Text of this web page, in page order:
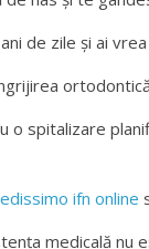
de zile și ai
o spitalizare
ifn online
medicală nu